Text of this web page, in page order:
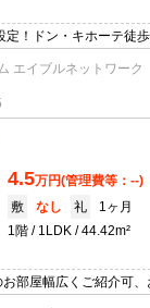
定！ドン・キホーテ徒
！！
エイブルネットワーク
4.5万円(管理費等：--)
敷
なし 礼
1ヶ月
1階
1LDK 44.42m²
部屋幅広くご紹介可
どでご自宅からオンラ